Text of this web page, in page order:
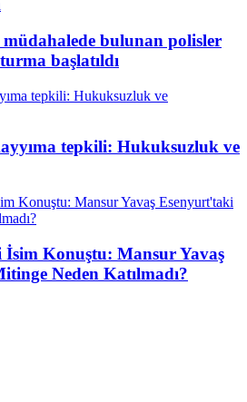
müdahalede bulunan polisler
başlatıldı
tepkili: Hukuksuzluk ve
İsim Konuştu: Mansur Yavaş
Neden Katılmadı?